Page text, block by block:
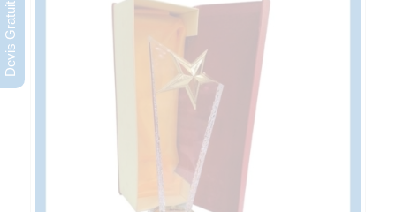
Devis Gratuit